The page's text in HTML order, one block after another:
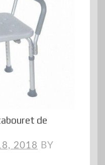
de
2018 BY